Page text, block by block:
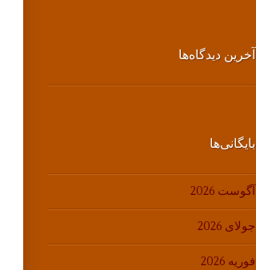
آخرین دیدگاه‌ها
بایگانی‌ها
آگوست 2026
جولای 2026
فوریه 2026